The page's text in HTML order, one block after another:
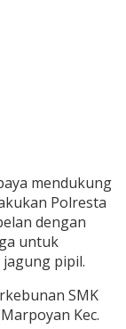
mendukung
Polresta
dengan
untuk
pipil.
SMK
Kec.